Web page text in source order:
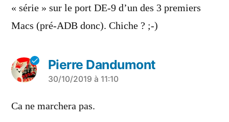
« série » sur le port DE-9 d’un des 3 premiers
Macs (pré-ADB donc). Chiche ? ;-)
Pierre Dandumont
a
dit :
30/10/2019 à 11:10
Ca ne marchera pas.